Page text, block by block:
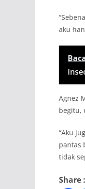
aku
Agnez
begitu,
“Aku
pantas
tidak
Share :